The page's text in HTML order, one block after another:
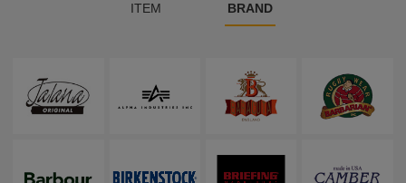
ITEM BRAND